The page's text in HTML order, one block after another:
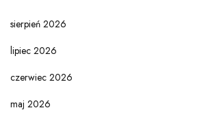
sierpień 2026
lipiec 2026
czerwiec 2026
maj 2026